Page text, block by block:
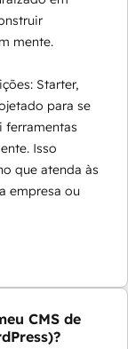
mente.
Starter,
para se
ferramentas
Isso
que atenda às
empresa ou
CMS de